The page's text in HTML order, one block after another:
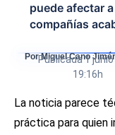
puede afectar
compañías
Por Miguel Cano
Publicada1
19:16h
La noticia parece
práctica para quien